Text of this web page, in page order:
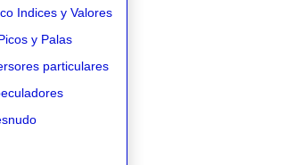
Indices y Valores
y Palas
particulares